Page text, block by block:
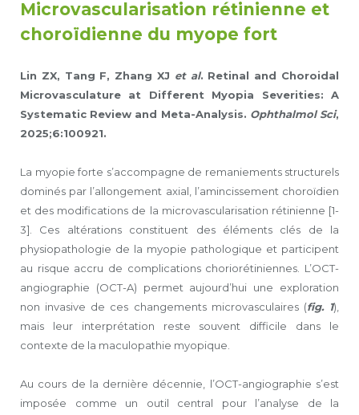
Microvascularisation rétinienne et
choroïdienne du myope fort
Lin ZX, Tang F, Zhang XJ et al. Retinal and Choroidal
Microvasculature at Different Myopia Severities: A
Systematic Review and Meta-Analysis. Ophthalmol Sci,
2025;6:100921.
La myopie forte s’accompagne de remaniements structurels
dominés par l’allongement axial, l’amincissement choroïdien
et des modifications de la microvascularisation rétinienne [1-
3]. Ces altérations constituent des éléments clés de la
physiopathologie de la myopie pathologique et participent
au risque accru de complications choriorétiniennes. L’OCT-
angiographie (OCT-A) permet aujourd’hui une exploration
non invasive de ces changements micro­vasculaires (fig. 1),
mais leur interprétation reste souvent difficile dans le
contexte de la maculopathie myopique.
Au cours de la dernière décennie, l’OCT-angiographie s’est
imposée comme un outil central pour l’analyse de la